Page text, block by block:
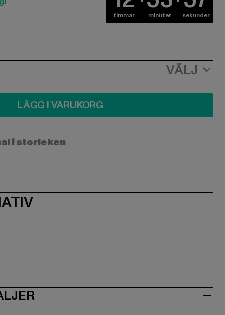
timmar minuter sekunder
VÄLJ
LÄGG I VARUKORG
i storleken